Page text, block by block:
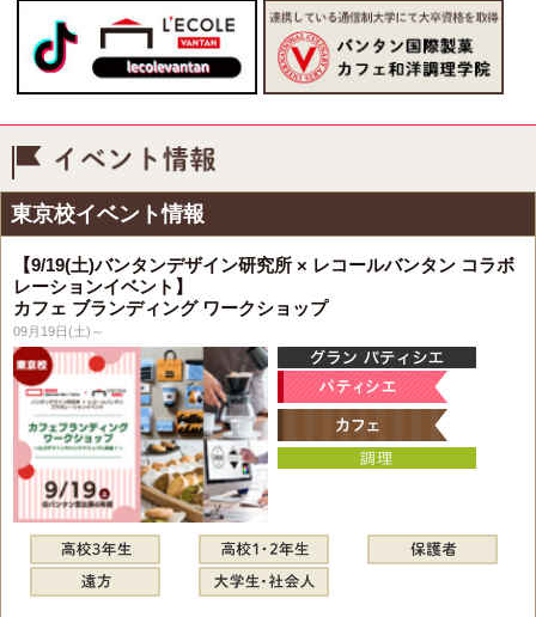
東京校イベント情報
【9/19(土)バンタンデザイン研究所 × レコールバンタン コラボ
レーションイベント】
カフェ ブランディング ワークショップ
09月19日(土)～